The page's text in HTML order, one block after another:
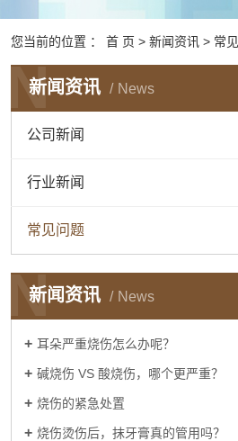
您当前的位置 ： 首 页 > 新闻资讯 > 常
新闻资讯 News
N
公司新闻
行业新闻
常见问题
新闻资讯 News
N
耳朵严重烧伤怎么办呢？
碱烧伤 VS 酸烧伤，哪个更严重？
烧伤的紧急处置
烧伤烫伤后，抹牙膏真的管用吗？